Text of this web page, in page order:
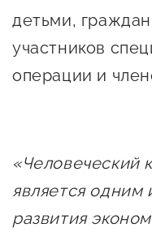
Поддержка
Финансовая
давления
Центры
детьми,
участников
операции и
«Человеческий
является одним
развития